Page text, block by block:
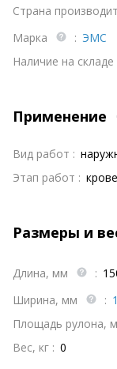
Страна
Марка
: ЭМС
Наличие на
Применение
Вид работ :
Этап работ :
Размеры и
Длина, мм :
Ширина, мм
:
Площадь рулона,
Вес, кг : 0